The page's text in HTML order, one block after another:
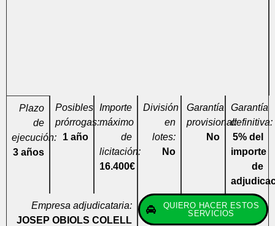
Plazo
de
ejecución:
3 años
Posibles
prórrogas:
1 año
Importe
máximo
de
licitación:
16.400€
División
en
lotes:
No
Garantía
provisional:
No
Garantía
definitiva:
5% del
importe
de
Empresa adjudicataria:
JOSEP OBIOLS COLELL
QUIERO HACER ESTOS
SERVICIOS